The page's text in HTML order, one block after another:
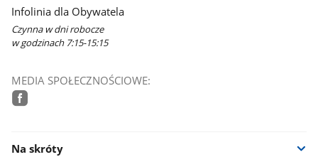
Infolinia dla Obywatela
Czynna w dni robocze
w godzinach 7:15-15:15
MEDIA SPOŁECZNOŚCIOWE:
Na skróty